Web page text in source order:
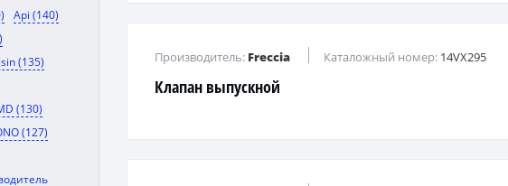
Api (140)
(135)
(130)
(127)
Клапан выпускной
Производитель: Freccia Каталожный номер: 14VX295